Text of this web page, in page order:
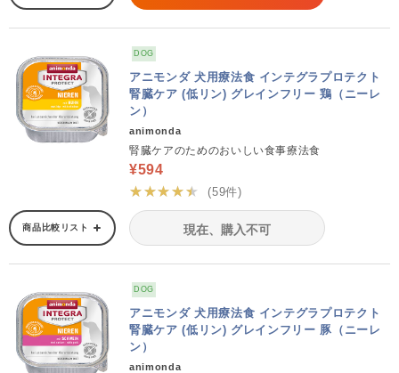
DOG
アニモンダ 犬用療法食 インテグラプロテクト
腎臓ケア (低リン) グレインフリー 鶏（ニーレ
ン）
animonda
腎臓ケアのためのおいしい食事療法食
¥594
★★★★★
(59件)
商品比較リスト 現在、購入不可
DOG
アニモンダ 犬用療法食 インテグラプロテクト
腎臓ケア (低リン) グレインフリー 豚（ニーレ
ン）
animonda